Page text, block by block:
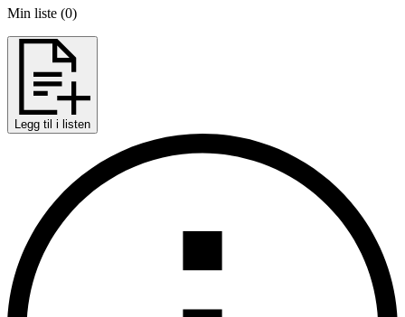
Min liste (0)
Legg til i listen